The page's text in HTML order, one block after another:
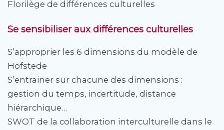
Florilège de différences culturelles
Se sensibiliser aux différences culturelles
S’approprier les 6 dimensions du modèle de
Hofstede
S’entrainer sur chacune des dimensions :
gestion du temps, incertitude, distance
hiérarchique…
SWOT de la collaboration interculturelle dans le